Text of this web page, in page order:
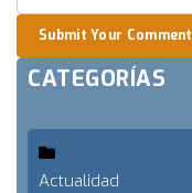
Submit Your Comment
CATEGORÍAS
Actualidad